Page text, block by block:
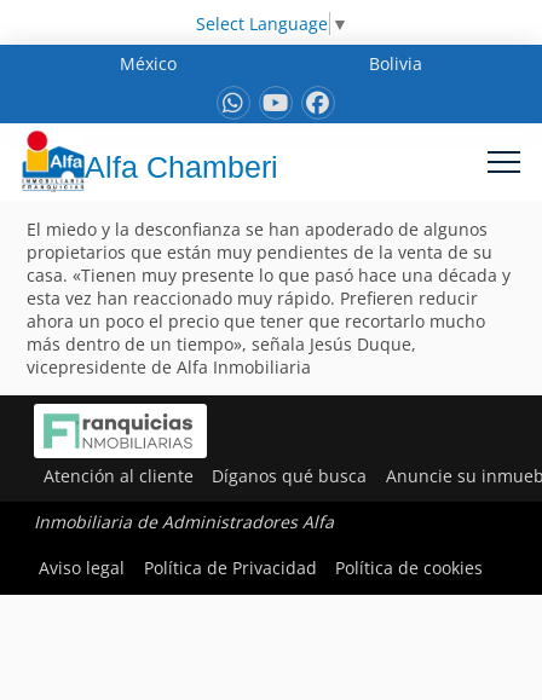
Select Language ▼
México
Bolivia
Alfa Chamberi
El miedo y la desconfianza se han apoderado de algunos
propietarios que están muy pendientes de la venta de su
casa. «Tienen muy presente lo que pasó hace una década y
esta vez han reaccionado muy rápido. Prefieren reducir
ahora un poco el precio que tener que recortarlo mucho
más dentro de un tiempo», señala Jesús Duque,
vicepresidente de Alfa Inmobiliaria
Atención al cliente Díganos qué busca Anuncie su
Inmobiliaria de Administradores Alfa
Aviso legal
Política de Privacidad Política de cookies